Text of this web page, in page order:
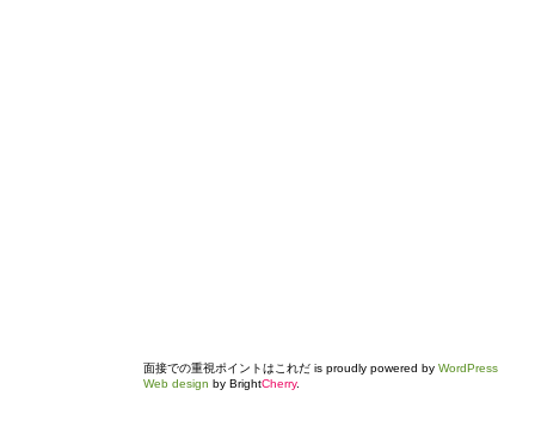
面接での重視ポイントはこれだ is proudly powered by WordPress
Web design by BrightCherry.